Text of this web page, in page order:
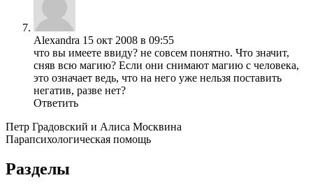
Alexandra 15 окт 2008 в 09:55
что вы имеете ввиду? не совсем понятно. Что значит,
сняв всю магию? Если они снимают магию с человека,
это означает ведь, что на него уже нельзя поставить
негатив, разве нет?
Ответить
Петр Градовский и Алиса Москвина
Парапсихологическая помощь
Разделы